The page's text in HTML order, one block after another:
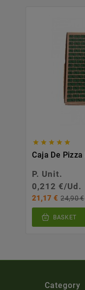
    
Caja De Pizza
P. Unit.
0,212 €/Ud.
21,17 € 24,90 €
BASKET
Category